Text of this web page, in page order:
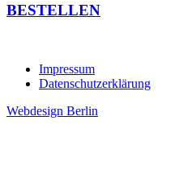
BESTELLEN
Impressum
Datenschutzerklärung
Webdesign Berlin